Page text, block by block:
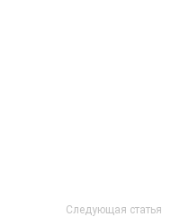
Следующая статья